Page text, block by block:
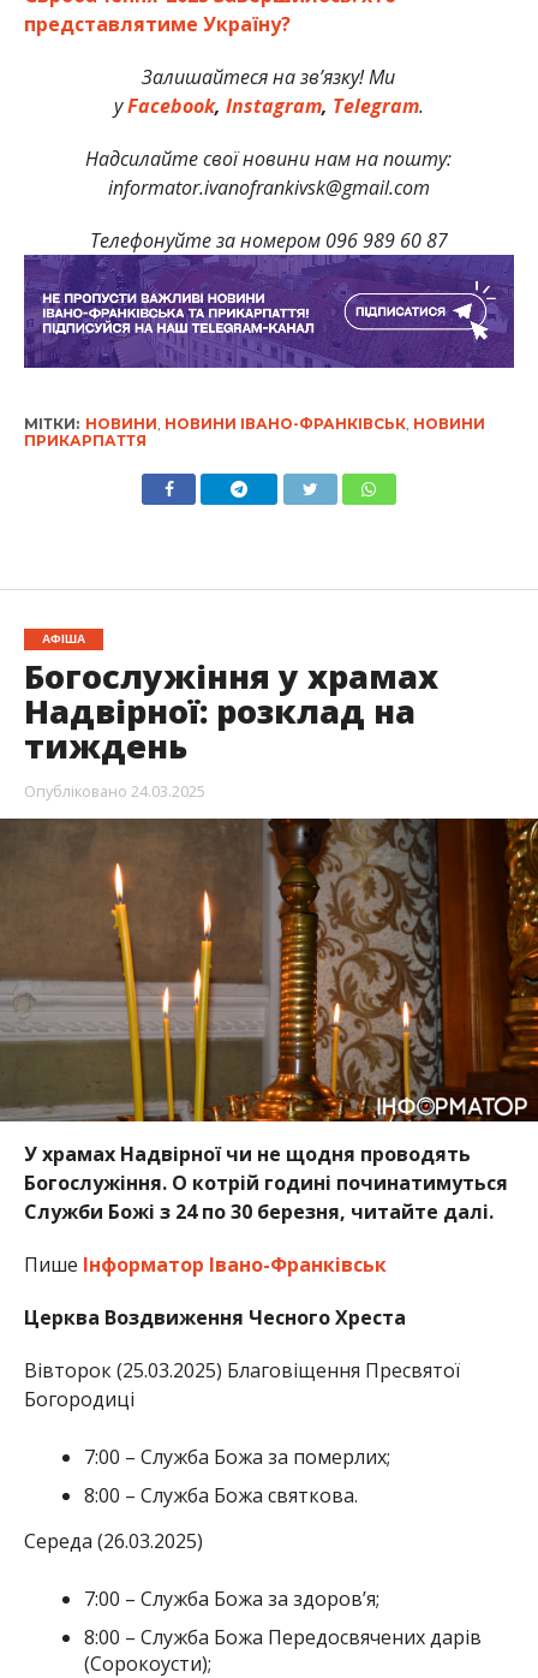
представлятиме Україну?
Залишайтеся на зв’язку! Ми
уFacebook, Instagram, Telegram.
Надсилайте свої новини нам на пошту:
informator.ivanofrankivsk@gmail.com
Телефонуйте за номером 096 989 60 87
МІТКИ: НОВИНИ НОВИНИ ІВАНО-ФРАНКІВСЬК, НОВИНИ
ПРИКАРПАТТЯ
АФІША
Богослужіння у храмах
Надвірної: розклад на
тиждень
Опубліковано 24.03.2025
У храмах Надвірної чи не щодня проводять
Богослужіння. О котрій годині починатимуться
Служби Божі з 24 по 30 березня, читайте далі.
Пише Інформатор Івано-Франківськ
Церква Воздвиження Чесного Хреста
Вівторок (25.03.2025) Благовіщення Пресвятої
Богородиці
7:00 – Служба Божа за померлих;
8:00 – Служба Божа святкова.
Середа (26.03.2025)
7:00 – Служба Божа за здоров’я;
8:00 – Служба Божа Передосвячених дарів
(Сорокоусти);